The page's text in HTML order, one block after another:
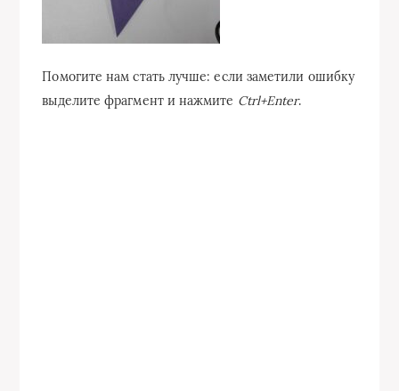
Помогите нам стать лучше: если заметили ошибку
выделите фрагмент и нажмите Ctrl+Enter.